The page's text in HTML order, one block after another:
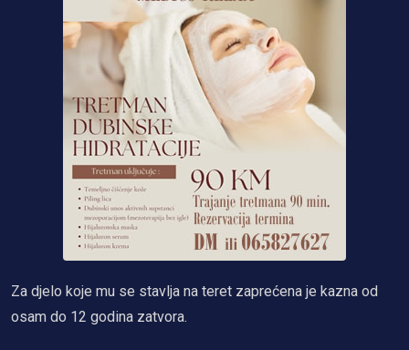
Za djelo koje mu se stavlja na teret zaprećena je kazna od
osam do 12 godina zatvora.